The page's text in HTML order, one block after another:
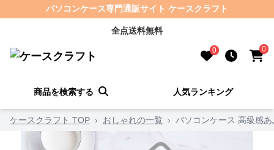
パソコンケース専門通販サイト ケースクラフト
全点送料無料
0 0
商品を検索する 人気ランキング
ケースクラフト TOP › おしゃれの一覧 › パソコンケース 高級感